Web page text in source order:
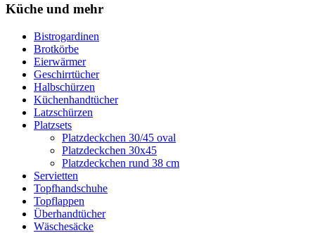
Küche und mehr
Bistrogardinen
Brotkörbe
Eierwärmer
Geschirrtücher
Halbschürzen
Küchenhandtücher
Latzschürzen
Platzsets
Platzdeckchen 30/45 oval
Platzdeckchen 30x45
Platzdeckchen rund 38 cm
Servietten
Topfhandschuhe
Topflappen
Überhandtücher
Wäschesäcke